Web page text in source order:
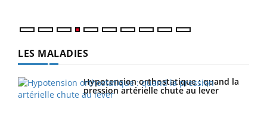
LES MALADIES
Hypotension orthostatique : quand la
pression artérielle chute au lever